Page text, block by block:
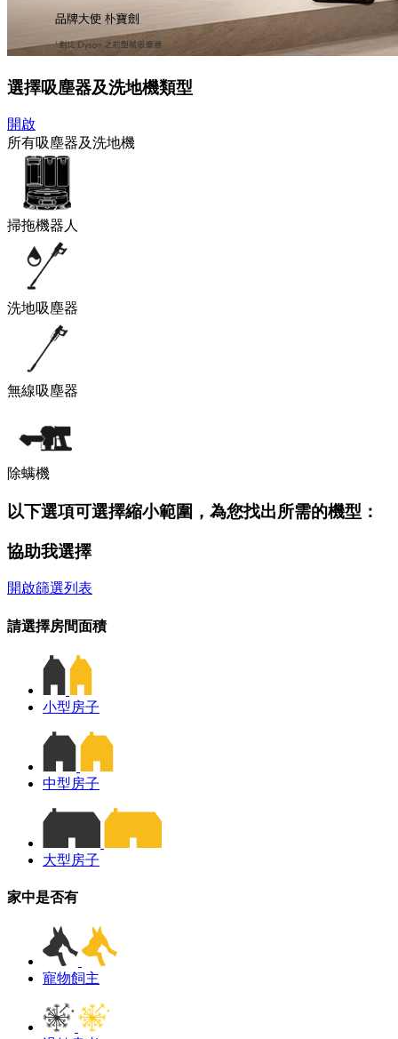
選擇吸塵器及洗地機類型
開啟
所有吸塵器及洗地機
掃拖機器人
洗地吸塵器
無線吸塵器
除螨機
以下選項可選擇縮小範圍，為您找出所需的機型：
協助我選擇
開啟篩選列表
請選擇房間面積
小型房子
中型房子
大型房子
家中是否有
寵物飼主